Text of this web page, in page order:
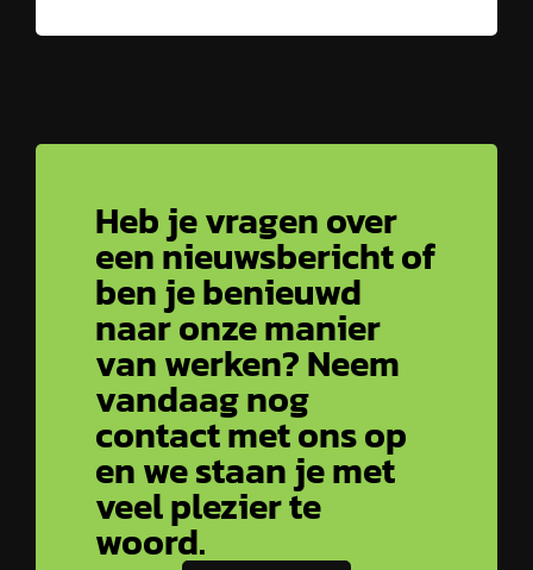
Heb je vragen over
een nieuwsbericht of
ben je benieuwd
naar onze manier
van werken? Neem
vandaag nog
contact met ons op
en we staan je met
veel plezier te
woord.